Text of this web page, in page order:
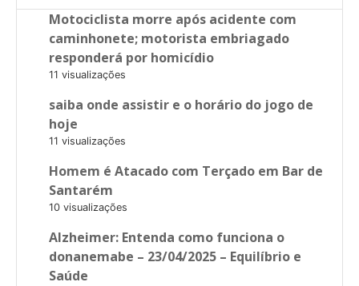
Motociclista morre após acidente com
caminhonete; motorista embriagado
responderá por homicídio
11 visualizações
saiba onde assistir e o horário do jogo de
hoje
11 visualizações
Homem é Atacado com Terçado em Bar de
Santarém
10 visualizações
Alzheimer: Entenda como funciona o
donanemabe – 23/04/2025 – Equilíbrio e
Saúde